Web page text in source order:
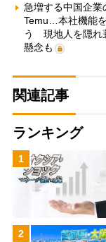
急増する中国企業
Temu…本社機能
う 現地人を隠れ
懸念も
関連記事
ランキング
1
2